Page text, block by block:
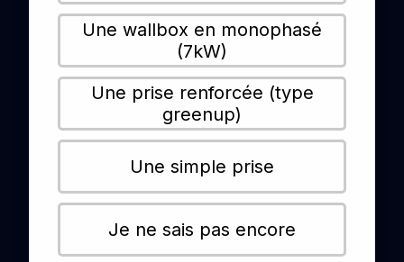
Une wallbox en monophasé
(7kW)
Une prise renforcée (type
greenup)
Une simple prise
Je ne sais pas encore